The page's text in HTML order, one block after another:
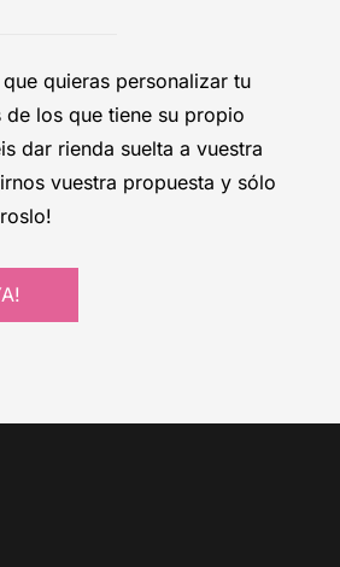
quieras personalizar tu
de los que tiene su propio
dar rienda suelta a vuestra
vuestra propuesta y sólo